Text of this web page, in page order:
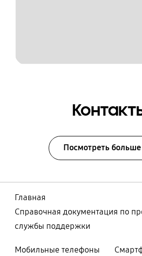
Посмотреть больше
Главная
Справочная документация по
службы поддержки
Мобильные телефоны